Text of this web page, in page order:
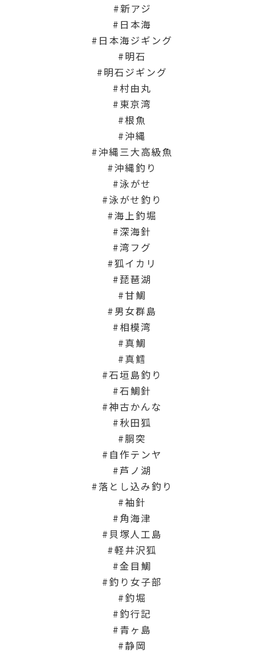
新アジ
日本海
日本海ジギング
明石
明石ジギング
村由丸
東京湾
根魚
沖縄
沖縄三大高級魚
沖縄釣り
泳がせ
泳がせ釣り
海上釣堀
深海針
湾フグ
狐イカリ
琵琶湖
甘鯛
男女群島
相模湾
真鯛
真鱈
石垣島釣り
石鯛針
神古かんな
秋田狐
胴突
自作テンヤ
芦ノ湖
落とし込み釣り
袖針
角海津
貝塚人工島
軽井沢狐
金目鯛
釣り女子部
釣堀
釣行記
青ヶ島
静岡